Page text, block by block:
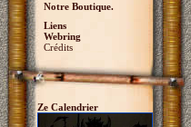
Notre Boutique.
Liens
Webring
Crédits
Ze Calendrier